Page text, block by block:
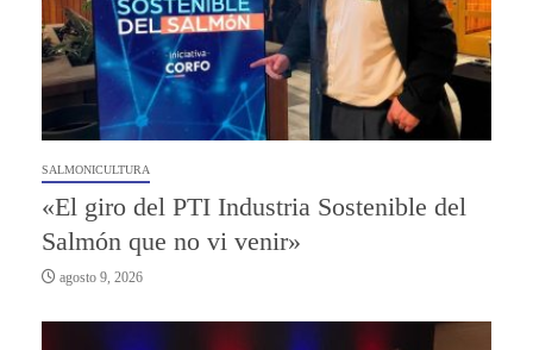
SALMONICULTURA
«El giro del PTI Industria Sostenible del
Salmón que no vi venir»
agosto 9, 2026